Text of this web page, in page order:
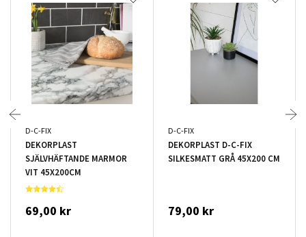
D-C-FIX
DEKORPLAST
SJÄLVHÄFTANDE MARMOR
VIT 45X200CM
69,00 kr
D-C-FIX
DEKORPLAST D-C-FIX
SILKESMATT GRÅ 45X200 CM
79,00 kr